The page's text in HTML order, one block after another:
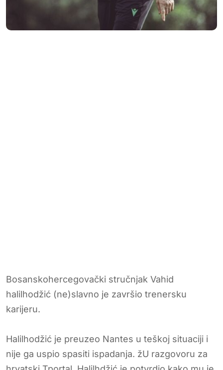
Bosanskohercegovački stručnjak Vahid
halilhodžić (ne)slavno je završio trenersku
karijeru.
Halilhodžić je preuzeo Nantes u teškoj situaciji i
nije ga uspio spasiti ispadanja. žU razgovoru za